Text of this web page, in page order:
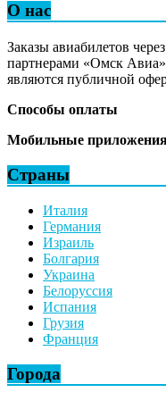
О нас
Заказы авиабилетов
партнерами «Омск
являются публичной
Способы оплаты
Мобильные
Страны
Италия
Германия
Израиль
Болгария
Украина
Белоруссия
Испания
Грузия
Франция
Города